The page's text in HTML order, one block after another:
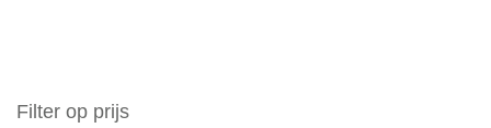
Filter op prijs